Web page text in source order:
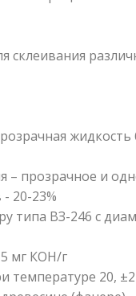
склеивания
жидкость
прозрачное и
20-23%
типа ВЗ-246 с
мг КОН/г
20, ±2